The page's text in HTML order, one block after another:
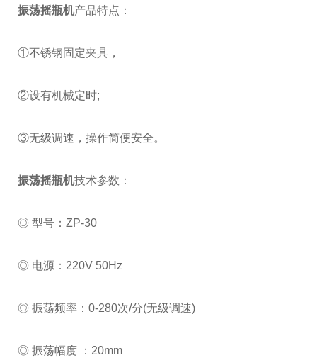
振荡摇瓶机产品特点：
①不锈钢固定夹具，
②设有机械定时;
③无级调速，操作简便安全。
振荡摇瓶机技术参数：
◎ 型号：ZP-30
◎ 电源：220V 50Hz
◎ 振荡频率：0-280次/分(无级调速)
◎ 振荡幅度 ：20mm